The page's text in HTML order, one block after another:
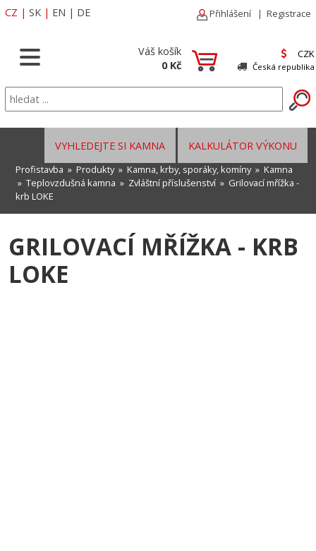
CZ | SK | EN | DE Přihlášení | Registrace
Váš košík
0 Kč
CZK
Česká republika
KALKULÁTOR VÝKONU
VYHLEDEJTE SI KAMNA
Profistavba » Produkty» Kamna, krby, sporáky, komíny» Kamna
» Teplovzdušná kamna » Zvláštní příslušenství » Grilovací mřížka -
krb LOKE
GRILOVACÍ MŘÍŽKA - KRB
LOKE